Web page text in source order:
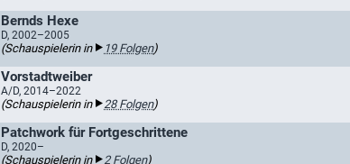
Bernds Hexe
D, 2002–2005
(Schauspielerin in 19 Folgen)
Vorstadtweiber
A/D, 2014–2022
(Schauspielerin in 28 Folgen)
Patchwork für Fortgeschrittene
D, 2020–
(Schauspielerin in 2 Folgen)